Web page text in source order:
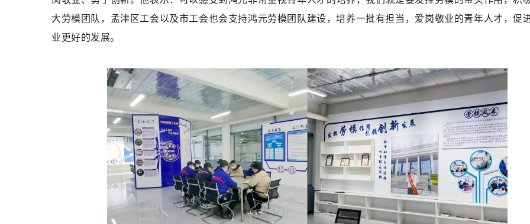
大劳模团队，孟津区工会以及市工会也会支持鸿元劳模团队建设，培养一批有担当， 爱岗敬业的青年人才，促
业更好的发展。